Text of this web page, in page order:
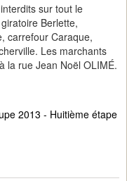
sur tout le
Berlette,
carrefour Caraque,
Les marchants
la rue Jean Noël OLIMÉ.
2013 - Huitième étape